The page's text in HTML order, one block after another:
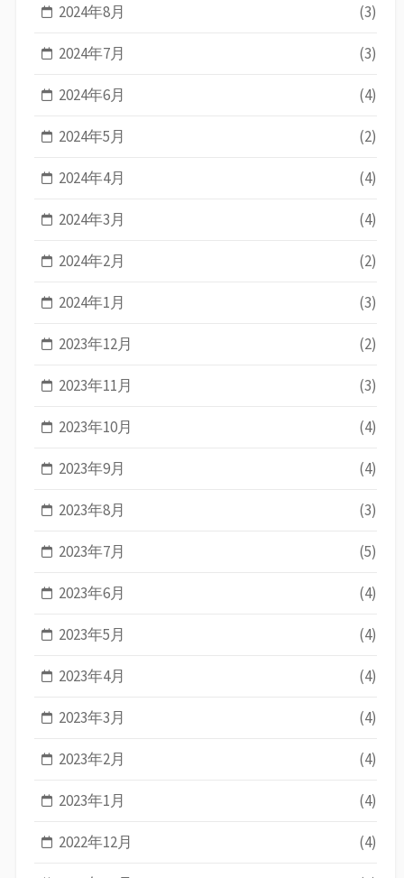
2024年8月 (3)
2024年7月 (3)
2024年6月 (4)
2024年5月 (2)
2024年4月 (4)
2024年3月 (4)
2024年2月 (2)
2024年1月 (3)
2023年12月 (2)
2023年11月 (3)
2023年10月 (4)
2023年9月 (4)
2023年8月 (3)
2023年7月 (5)
2023年6月 (4)
2023年5月 (4)
2023年4月 (4)
2023年3月 (4)
2023年2月 (4)
2023年1月 (4)
2022年12月 (4)